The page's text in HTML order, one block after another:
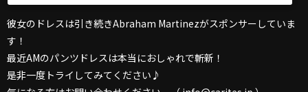
彼女のドレスは引き続きAbraham Martinezがスポンサーしていま
す！
最近AMのパンツドレスは本当におしゃれで斬新！
是非一度トライしてみてください♪